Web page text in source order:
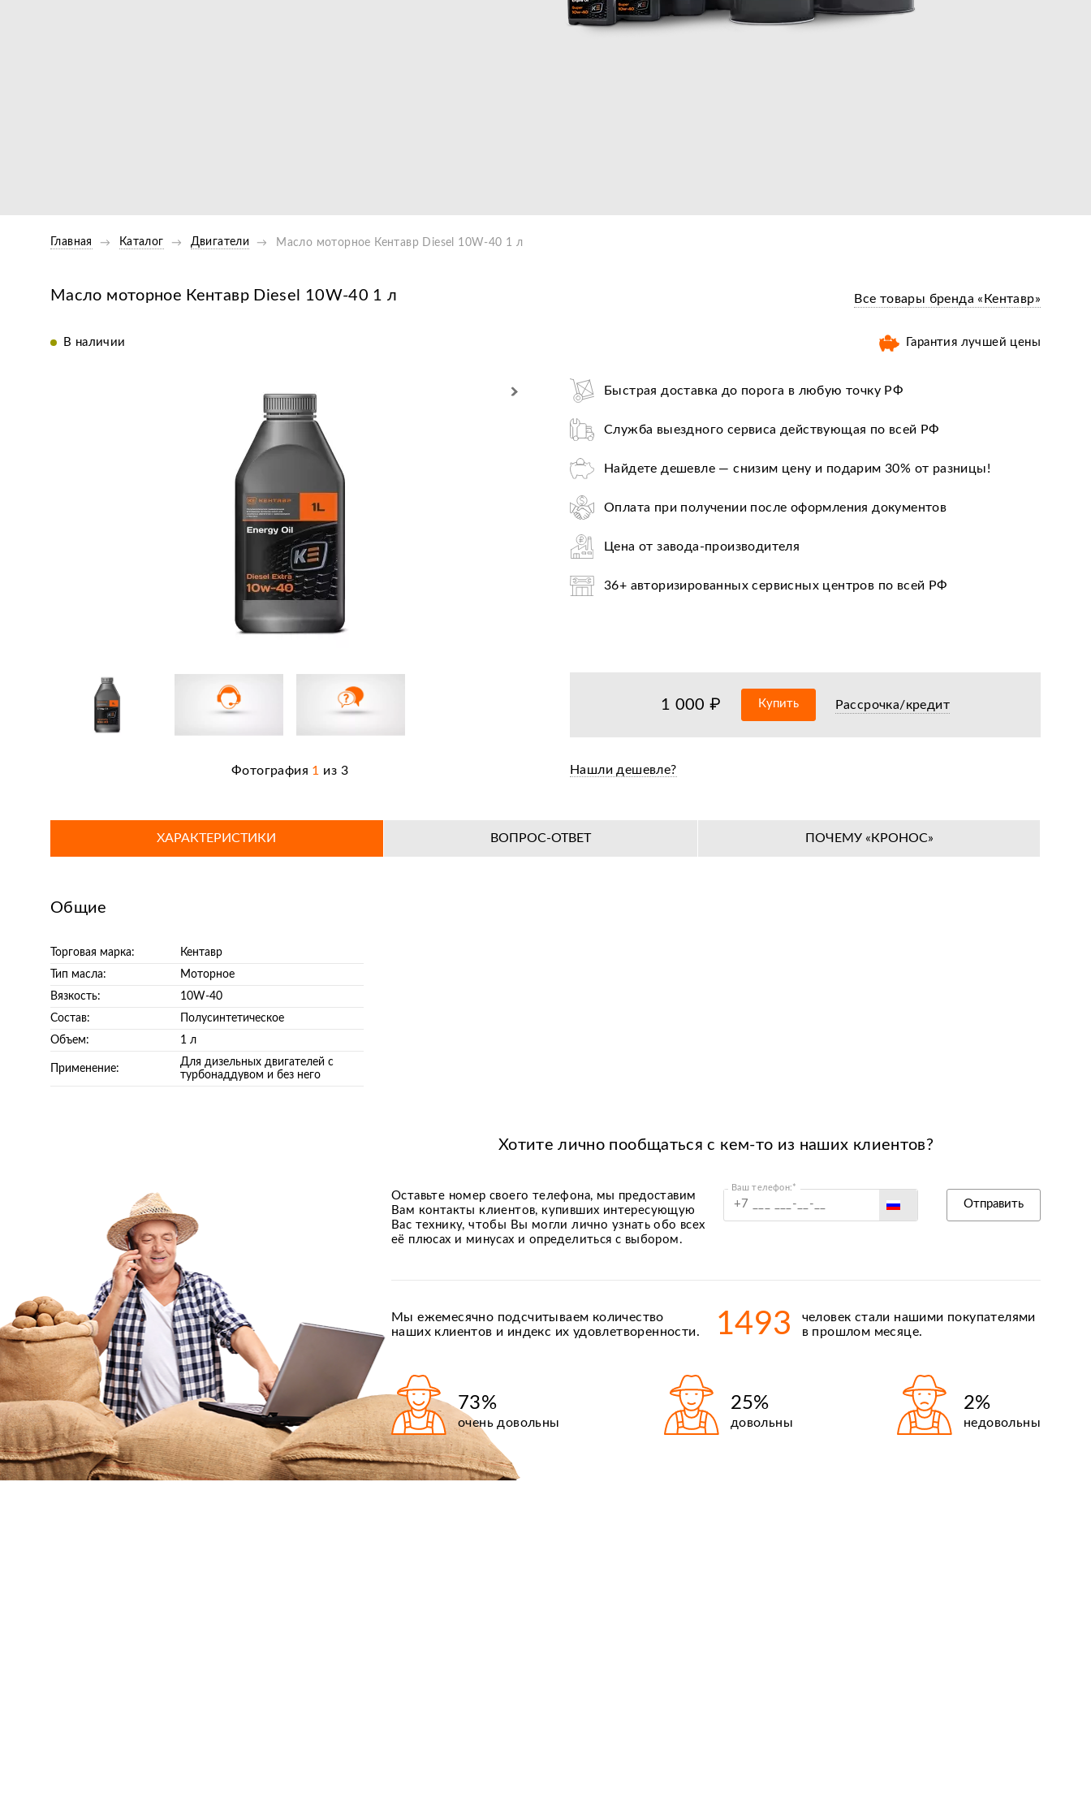
Главная Каталог Двигатели Масло моторное Кентавр Diesel 10W-40 1 л
Масло моторное Кентавр Diesel 10W-40 1 л Все товары бренда «Кентавр»
В наличии Гарантия лучшей цены
Фотография 1 из 3
Быстрая доставка до порога в любую точку РФ
Служба выездного сервиса действующая по всей РФ
Найдете дешевле — снизим цену и подарим 30% от разницы!
Оплата при получении после оформления документов
Цена от завода-производителя
36+ авторизированных сервисных центров по всей РФ
1 000 ₽ Купить Рассрочка/кредит
Нашли дешевле?
ХАРАКТЕРИСТИКИ ВОПРОС-ОТВЕТ ПОЧЕМУ «КРОНОС»
Общие
Торговая марка:
Кентавр
Тип масла:
Моторное
Вязкость:
10W-40
Состав:
Полусинтетическое
Объем:
1 л
Применение:
Для дизельных двигателей с
турбонаддувом и без него
Хотите лично пообщаться с кем-то из наших клиентов?
Оставьте номер своего телефона, мы предоставим
Вам контакты клиентов, купивших интересующую
Вас технику, чтобы Вы могли лично узнать обо всех
её плюсах и минусах и определиться с выбором.
Ваш телефон:*
Киргизия
Отправить
Мы ежемесячно подсчитываем количество
наших клиентов и индекс их удовлетворенности.
1493
человек стали нашими покупателями
в прошлом месяце.
73%
очень довольны
25%
довольны
2%
недовольны